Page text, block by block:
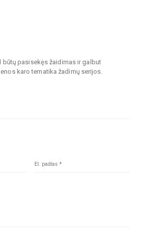
būtų pasisekęs žaidimas ir galbut
karo tematika žadimų serijos.